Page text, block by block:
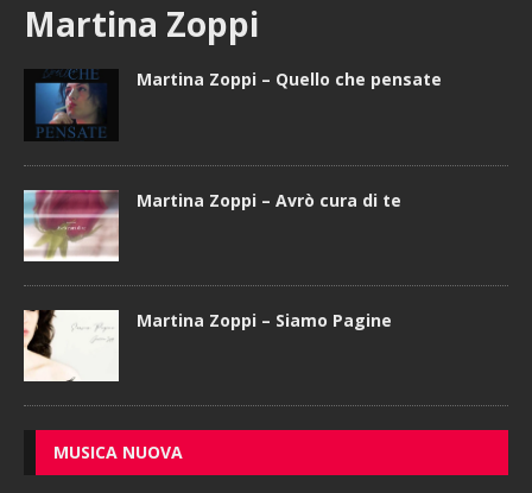
Martina Zoppi
Martina Zoppi – Quello che pensate
Martina Zoppi – Avrò cura di te
Martina Zoppi – Siamo Pagine
MUSICA NUOVA